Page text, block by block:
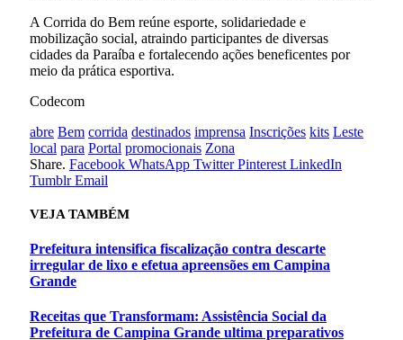
A Corrida do Bem reúne esporte, solidariedade e
mobilização social, atraindo participantes de diversas
cidades da Paraíba e fortalecendo ações beneficentes por
meio da prática esportiva.
Codecom
abre Bem corrida destinados imprensa Inscrições kits Leste
local para Portal promocionais Zona
Share. Facebook WhatsApp Twitter Pinterest LinkedIn
Tumblr Email
VEJA TAMBÉM
Prefeitura intensifica fiscalização contra descarte
irregular de lixo e efetua apreensões em Campina
Grande
Receitas que Transformam: Assistência Social da
Prefeitura de Campina Grande ultima preparativos